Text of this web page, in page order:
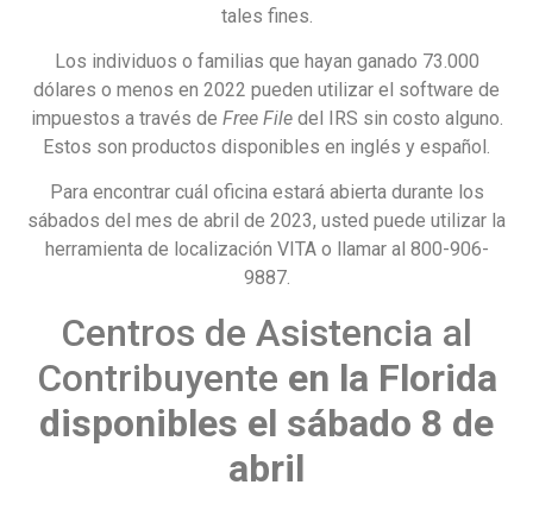
tales fines.
Los individuos o familias que hayan ganado 73.000
dólares o menos en 2022 pueden utilizar el software de
impuestos a través de Free Filedel IRS sin costo alguno.
Estos son productos disponibles en inglés y español.
Para encontrar cuál oficina estará abierta durante los
sábados del mes de abril de 2023, usted puede utilizar la
herramienta de localización VITA o llamar al 800-906-
9887.
Centros de Asistencia al
Contribuyente en la Florida
disponibles el sábado 8 de
abril